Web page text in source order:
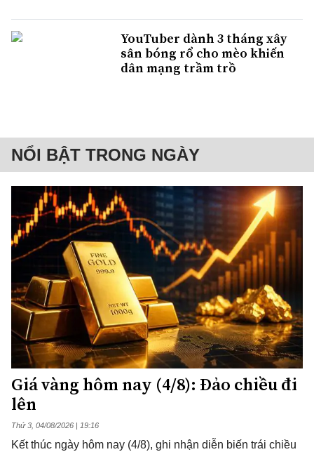
YouTuber dành 3 tháng xây
sân bóng rổ cho mèo khiến
dân mạng trầm trồ
NỔI BẬT TRONG NGÀY
Giá vàng hôm nay (4/8): Đảo chiều đi
lên
Thứ 3, 04/08/2026 | 19:16
Kết thúc ngày hôm nay (4/8), ghi nhận diễn biến trái chiều